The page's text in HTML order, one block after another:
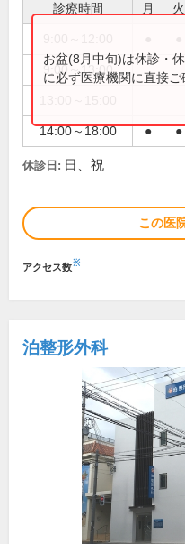
診療時間 月 火
9:00～13:00
14:00～18:00 ● ●
お盆(8月中旬)は休診・
に必ず医療機関に直接ご
休診日: 日、祝
この医
アクセス数※
泊整形外科